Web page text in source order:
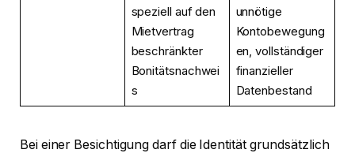
speziell auf den
Mietvertrag
beschränkter
Bonitätsnachwei
s
unnötige
Kontobewegung
en, vollständiger
finanzieller
Datenbestand
Bei einer Besichtigung darf die Identität grundsätzlich